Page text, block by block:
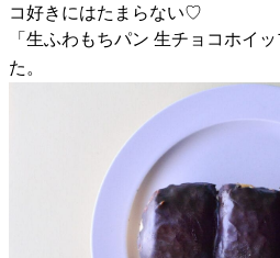
コ好きにはたまらない♡
「生ふわもちパン 生チョコホイ
た。